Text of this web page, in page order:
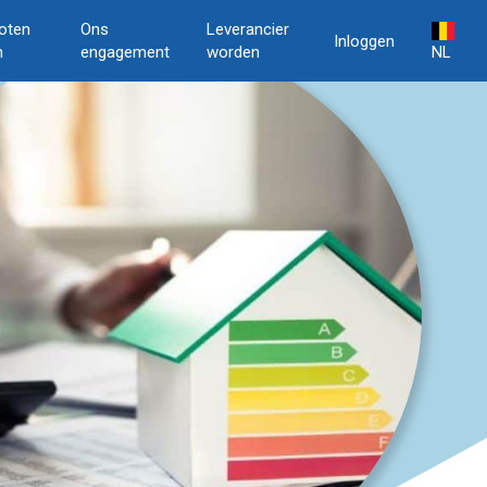
Ons
engagement
Leverancier
worden
Inloggen
NL